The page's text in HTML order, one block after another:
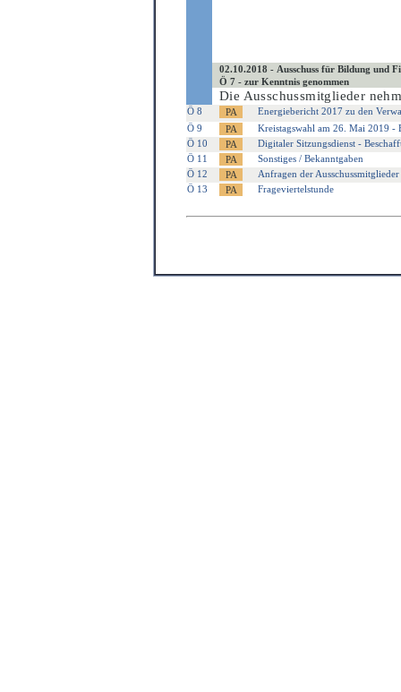
02.10.2018 - Ausschuss für Bildung und
Ö 7 - zur Kenntnis genommen
Die Ausschussmitglieder
Ö 8
Energiebericht 2017 zu den
Ö 9
Kreistagswahl am 26. Mai 2019 -
Ö 10
Digitaler Sitzungsdienst -
Ö 11
Sonstiges / Bekanntgaben
Ö 12
Anfragen der Ausschussmitglieder
Ö 13
Frageviertelstunde